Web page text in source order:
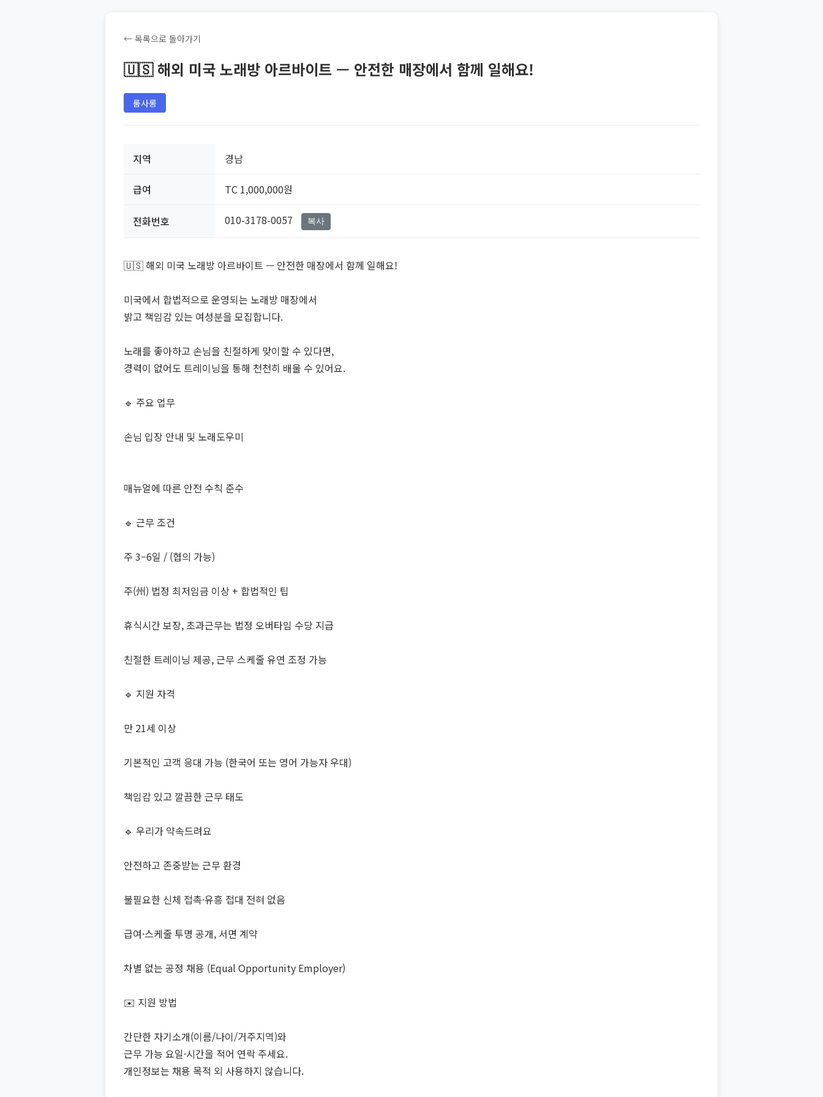
← 목록으로 돌아가기
🇺🇸 해외 미국 노래방 아르바이트 — 안전한 매장에서 함께 일해요!
룸사롱
지역 경남
급여 TC 1,000,000원
전화번호 010-3178-0057 복사
🇺🇸 해외 미국 노래방 아르바이트 — 안전한 매장에서 함께 일해요!
미국에서 합법적으로 운영되는 노래방 매장에서
밝고 책임감 있는 여성분을 모집합니다.
노래를 좋아하고 손님을 친절하게 맞이할 수 있다면,
경력이 없어도 트레이닝을 통해 천천히 배울 수 있어요.
🔹 주요 업무
손님 입장 안내 및 노래도우미
매뉴얼에 따른 안전 수칙 준수
🔹 근무 조건
주 3–6일 / (협의 가능)
주(州) 법정 최저임금 이상 + 합법적인 팁
휴식시간 보장, 초과근무는 법정 오버타임 수당 지급
친절한 트레이닝 제공, 근무 스케줄 유연 조정 가능
🔹 지원 자격
만 21세 이상
기본적인 고객 응대 가능 (한국어 또는 영어 가능자 우대)
책임감 있고 깔끔한 근무 태도
🔹 우리가 약속드려요
안전하고 존중받는 근무 환경
불필요한 신체 접촉·유흥 접대 전혀 없음
급여·스케줄 투명 공개, 서면 계약
차별 없는 공정 채용 (Equal Opportunity Employer)
✉️ 지원 방법
간단한 자기소개(이름/나이/거주지역)와
근무 가능 요일·시간을 적어 연락 주세요.
개인정보는 채용 목적 외 사용하지 않습니다.